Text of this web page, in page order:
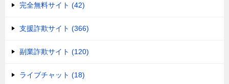
完全無料サイト (42)
支援詐欺サイト (366)
副業詐欺サイト (120)
ライブチャット (18)